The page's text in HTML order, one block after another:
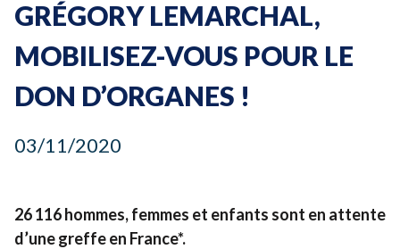
Devenir bénévole
Organiser un événement
Pour les écoles
GRÉGORY LEMARCHAL,
MOBILISEZ-VOUS POUR LE
DON D’ORGANES !
03/11/2020
26116hommes, femmes et enfants sont en attente
d’une greffe en France*.